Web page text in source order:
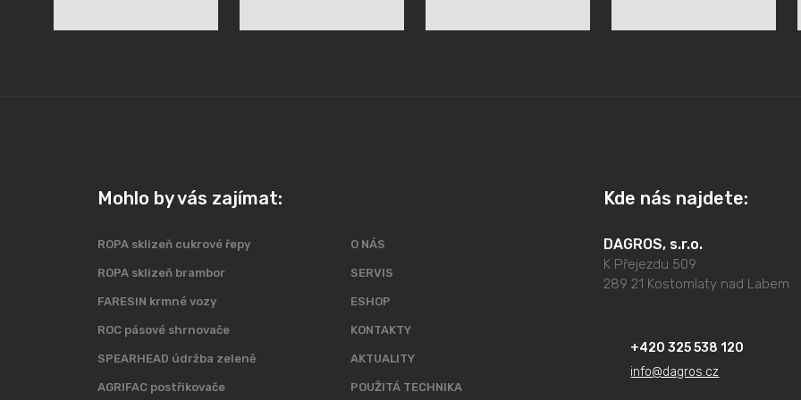
Mohlo by vás zajímat:
ROPA sklizeň cukrové řepy
ROPA sklizeň brambor
FARESIN krmné vozy
ROC pásové shrnovače
SPEARHEAD údržba zeleně
AGRIFAC postřikovače
O NÁS
SERVIS
ESHOP
KONTAKTY
AKTUALITY
POUŽITÁ TECHNIKA
Kde nás najdete:
DAGROS, s.r.o.
K Přejezdu 509
289 21 Kostomlaty nad Labem
+420 325 538 120
info@dagros.cz